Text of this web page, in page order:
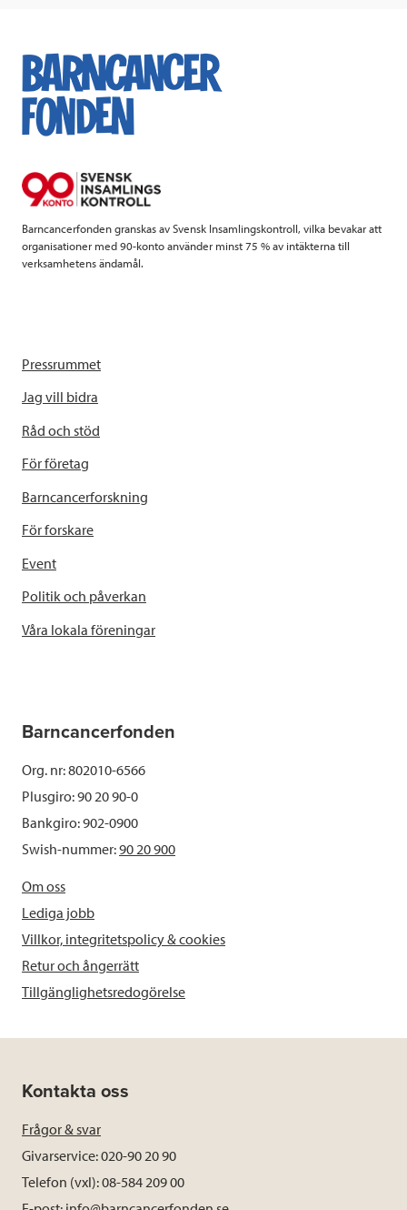
e
b
k
t
t
k
e
Barncancerfonden granskas av Svensk Insamlingskontroll, vilka bevakar att
organisationer med 90-konto använder minst 75 % av intäkterna till
verksamhetens ändamål.
Pressrummet
Jag vill bidra
Råd och stöd
För företag
Barncancerforskning
För forskare
Event
Politik och påverkan
Våra lokala föreningar
Barncancerfonden
Org. nr: 802010-6566
Plusgiro: 90 20 90-0
Bankgiro: 902-0900
Swish-nummer:90 20 900
Om oss
Lediga jobb
Villkor, integritetspolicy & cookies
Retur och ångerrätt
Tillgänglighetsredogörelse
Kontakta oss
Frågor & svar
Givarservice: 020-90 20 90
Telefon (vxl): 08-584 209 00